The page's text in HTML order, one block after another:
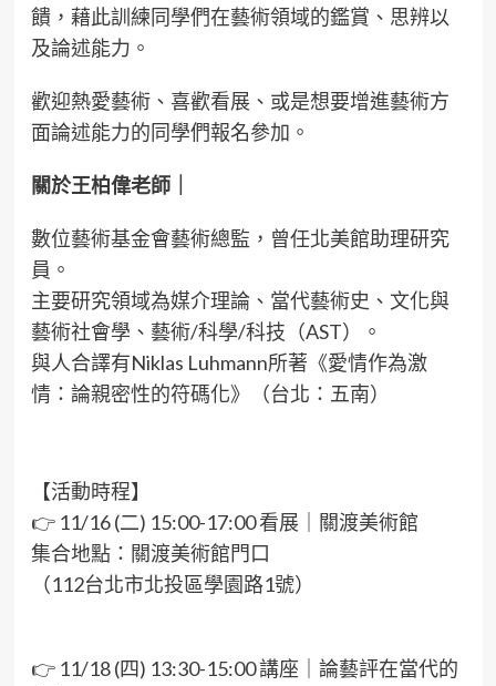
饋，藉此訓練同學們在藝術領域的鑑賞、思辨以
及論述能力。
歡迎熱愛藝術、喜歡看展、或是想要增進藝術方
面論述能力的同學們報名參加。
關於王柏偉老師｜
數位藝術基金會藝術總監，曾任北美館助理研究
員。
主要研究領域為媒介理論、當代藝術史、文化與
藝術社會學、藝術/科學/科技（AST）。
與人合譯有Niklas Luhmann所著《愛情作為激
情：論親密性的符碼化》（台北：五南）
【活動時程】
👉 11/16 (二) 15:00-17:00 看展｜關渡美術館
集合地點：關渡美術館門口
（112台北市北投區學園路1號）
👉 11/18 (四) 13:30-15:00 講座｜論藝評在當代的